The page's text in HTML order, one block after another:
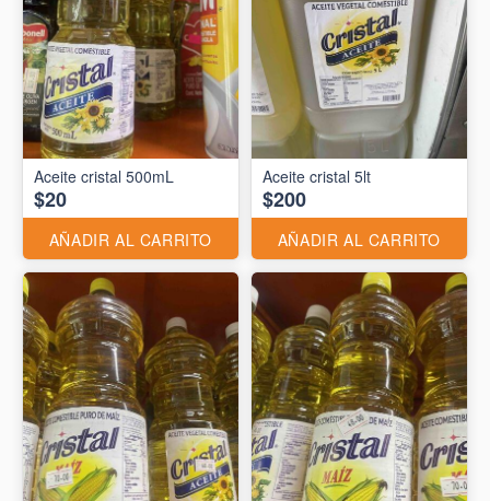
Aceite cristal 500mL
$20
AÑADIR AL CARRITO
Aceite cristal 5lt
$200
AÑADIR AL CARRITO